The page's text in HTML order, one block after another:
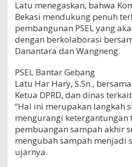
Latu menegaskan, bahwa
Bekasi mendukung penuh
pembangunan PSEL yang
dengan berkolaborasi
Danantara dan Wangneng.
PSEL Bantar Gebang
Latu Har Hary, S.Sn.,
Ketua DPRD, dan dinas terkait
“Hal ini merupakan langkah
mengurangi ketergantungan
pembuangan sampah akhir
mengubah sampah menjadi
ujarnya.